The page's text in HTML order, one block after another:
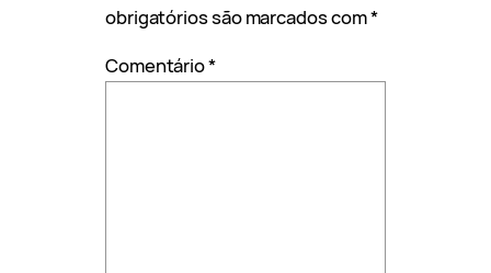
obrigatórios são marcados com*
Comentário*